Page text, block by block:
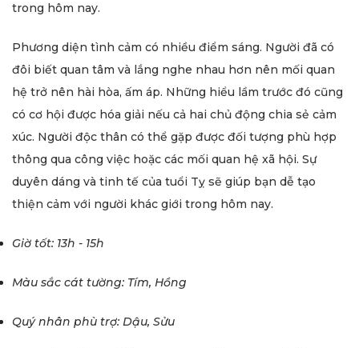
trong hôm nay.
Phương diện tình cảm có nhiều điểm sáng. Người đã có
đôi biết quan tâm và lắng nghe nhau hơn nên mối quan
hệ trở nên hài hòa, ấm áp. Những hiểu lầm trước đó cũng
có cơ hội được hóa giải nếu cả hai chủ động chia sẻ cảm
xúc. Người độc thân có thể gặp được đối tượng phù hợp
thông qua công việc hoặc các mối quan hệ xã hội. Sự
duyên dáng và tinh tế của tuổi Tỵ sẽ giúp bạn dễ tạo
thiện cảm với người khác giới trong hôm nay.
Giờ tốt: 13h - 15h
Màu sắc cát tường: Tím, Hồng
Quý nhân phù trợ: Dậu, Sửu